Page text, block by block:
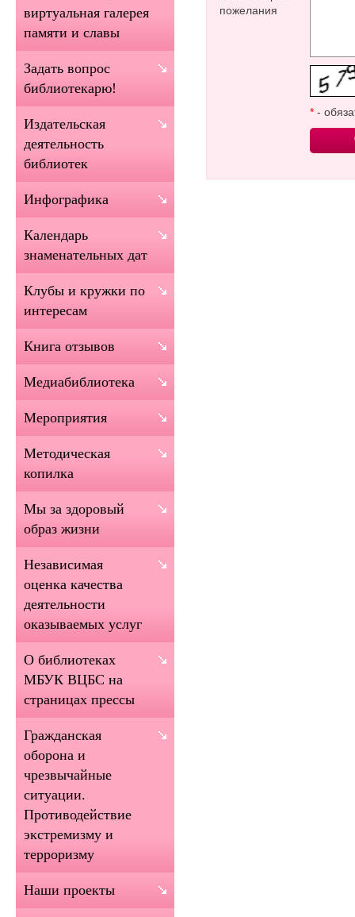
пожелания
* -
виртуальная галерея
памяти и славы
Задать вопрос
библиотекарю!
Издательская
деятельность
библиотек
Инфографика
Календарь
знаменательных дат
Клубы и кружки по
интересам
Книга отзывов
Медиабиблиотека
Мероприятия
Методическая
копилка
Мы за здоровый
образ жизни
Независимая
оценка качества
деятельности
оказываемых услуг
О библиотеках
МБУК ВЦБС на
страницах прессы
Гражданская
оборона и
чрезвычайные
ситуации.
Противодействие
экстремизму и
терроризму
Наши проекты